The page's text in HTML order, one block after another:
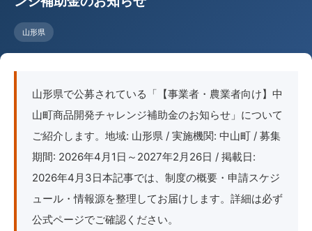
山形県
山形県で公募されている「【事業者・農業者向け】中
山町商品開発チャレンジ補助金のお知らせ」について
ご紹介します。地域: 山形県 / 実施機関: 中山町 / 募集
期間: 2026年4月1日～2027年2月26日 / 掲載日:
2026年4月3日本記事では、制度の概要・申請スケジ
ュール・情報源を整理してお届けします。詳細は必ず
公式ページでご確認ください。